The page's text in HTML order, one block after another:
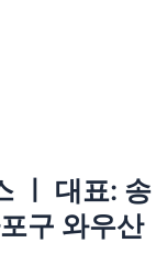
ㅣ 대표: 송
구 와우산